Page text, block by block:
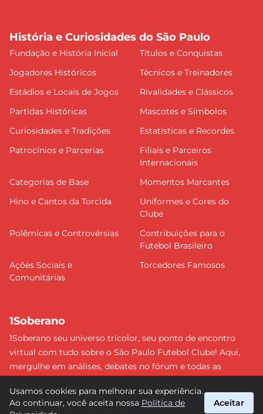
História e Curiosidades do São Paulo
Fundação e História Inicial
Títulos e Conquistas
Jogadores Históricos
Técnicos e Treinadores
Estádios e Locais de Jogos
Rivalidades e Clássicos
Partidas Históricas
Mascotes e Símbolos
Curiosidades e Tradições
Estatísticas e Recordes
Patrocínios e Parcerias
Filiais e Parceiros
Internacionais
Categorias de Base
Momentos Marcantes
Hino e Cantos da Torcida
Uniformes e Cores do
Clube
Polêmicas e Controvérsias
Contribuições para o
Futebol Brasileiro
Ações Sociais e
Comunitárias
Torcedores Famosos
1Soberano
1Soberano seu universo tricolor, seu ponto de encontro
virtual com tudo sobre o São Paulo Futebol Clube! Aqui,
mergulhe em análises, debates no fórum e todas as
detalhe e faça parte dessa comunidade apaixonada pelo
tricolor paulista. #SPFC #SãoPaulo #1Soberano
Usamos cookies para melhorar sua experiência.
Ao continuar, você aceita nossa Política de
Aceitar